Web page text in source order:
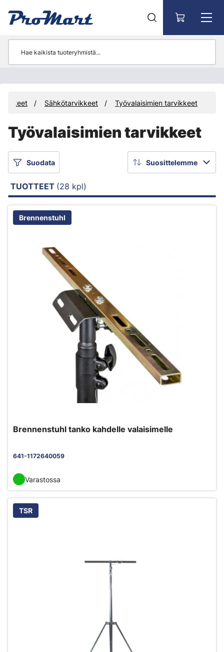
Sähkötarvikkeet Työvalaisimien tarvikkeet
Työvalaisimien tarvikkeet
Suodata Suosittelemme
TUOTTEET (28 kpl)
Brennenstuhl
Brennenstuhl tanko kahdelle valaisimelle
641-1172640059
Varastossa
TSR